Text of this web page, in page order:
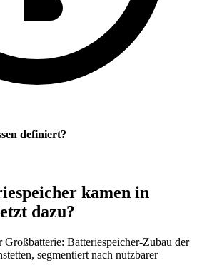
definiert?
kamen in
dazu?
Batteriespeicher-Zubau der
segmentiert nach nutzbarer